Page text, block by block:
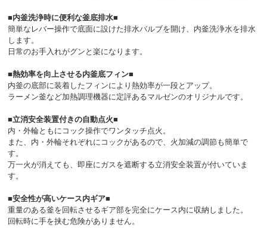
■内釜洗浄時に便利な釜底排水■
簡単なレバー操作で底面に設けた排水バルブを開け、内釜洗浄水を排水
します。
日常のお手入れがグンと楽になります。
■熱効率を向上させる内釜底フィン■
内釜の底部に装着したフィンにより熱効率が一段とアップ。
ラーメン釜など加熱調理機器に定評あるマルゼンのオリジナルです。
■立消安全装置付きの自動点火■
内・外輪ともにコック操作でワンタッチ点火。
また、内・外輪それぞれにコックがあるので、火加減の調節も簡単で
す。
万一火が消えても、即座にガスを遮断する立消安全装置が付いていま
す。
■安全性が高いケース内ギア■
重量のある釜を回転させるギア部を完全にケース内に収納しました。
回転時に手を挟む危険がありません。